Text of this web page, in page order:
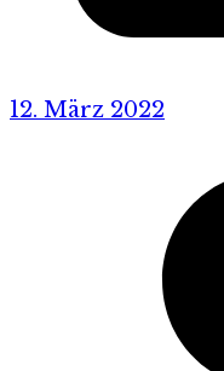
12. März 2022